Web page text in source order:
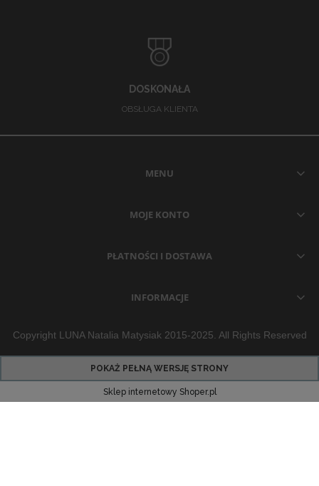
DOSKONAŁA
OBSŁUGA KLIENTA
MENU
MOJE KONTO
PŁATNOŚCI I DOSTAWA
INFORMACJE
Copyright LUNA Natalia Matysiak 2015-2025. All Rights Reserved
POKAŻ PEŁNĄ WERSJĘ STRONY
Sklep internetowy Shoper.pl